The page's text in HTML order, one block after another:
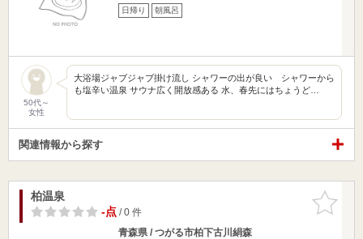
日帰り 朝風呂
50代～
女性
大浴場ジャブジャブ掛け流し シャワーの出が良い シャワーから
も塩辛い温泉 サウナ広く開放感ある 水、春先にはちょうど…
関連情報から探す
お気に入
りに追加
柏温泉
-点/ 0 件
青森県 / つがる市柏下古川絹森